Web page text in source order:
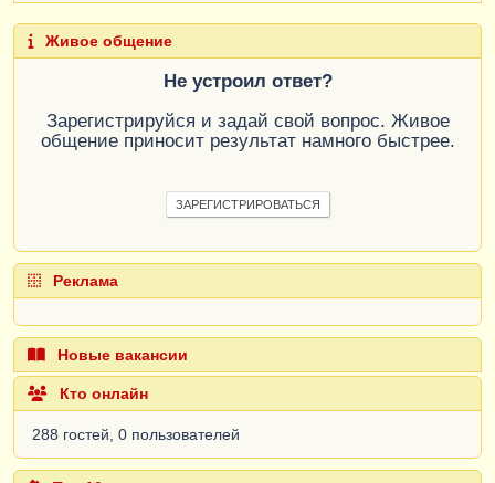
Живое общение
Не устроил ответ?
Зарегистрируйся и задай свой вопрос. Живое
общение приносит результат намного быстрее.
ЗАРЕГИСТРИРОВАТЬСЯ
Реклама
Новые вакансии
Кто онлайн
288 гостей, 0 пользователей